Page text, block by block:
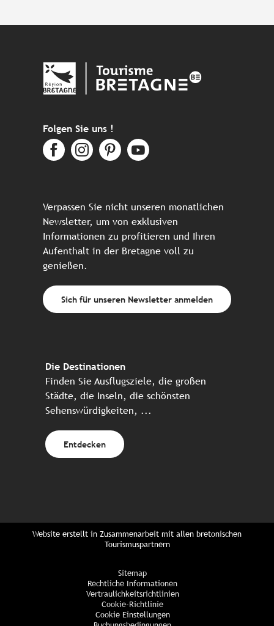
Folgen Sie uns !
Verpassen Sie nicht unseren monatlichen
Newsletter, um von exklusiven
Informationen zu profitieren und Ihren
Aufenthalt in der Bretagne voll zu
genießen.
Sich für unseren Newsletter anmelden
Die Destinationen
Finden Sie Ausflugsziele, die großen
Städte, die Inseln, die schönsten
Sehenswürdigkeiten, ...
Entdecken
Website erstellt in Zusammenarbeit mit allen bretonischen
Tourismuspartnern
Sitemap
Rechtliche Informationen
Vertraulichkeitsrichtlinien
Cookie-Richtlinie
Cookie Einstellungen